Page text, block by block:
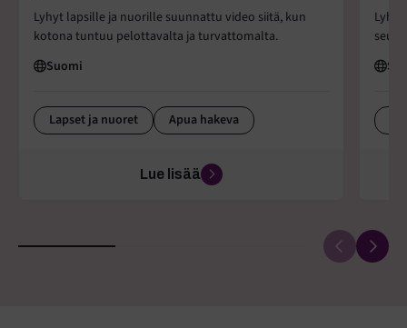
Lyhyt lapsille ja nuorille suunnattu video siitä, kun
kotona tuntuu pelottavalta ja turvattomalta.
Suomi
Lapset ja nuoret Apua hakeva
Lue lisää